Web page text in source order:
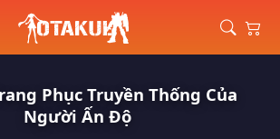
Phục Truyền Thống Của
Người Ấn Độ